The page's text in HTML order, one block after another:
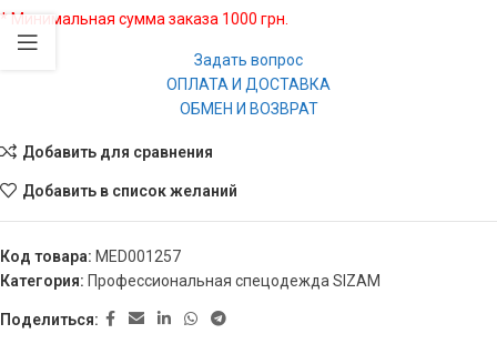
* Минимальная сумма заказа 1000 грн.
Задать вопрос
ОПЛАТА И ДОСТАВКА
ОБМЕН И ВОЗВРАТ
Добавить для сравнения
Добавить в список желаний
Код товара: MED001257
Категория: Профессиональная спецодежда SIZAM
Поделиться: